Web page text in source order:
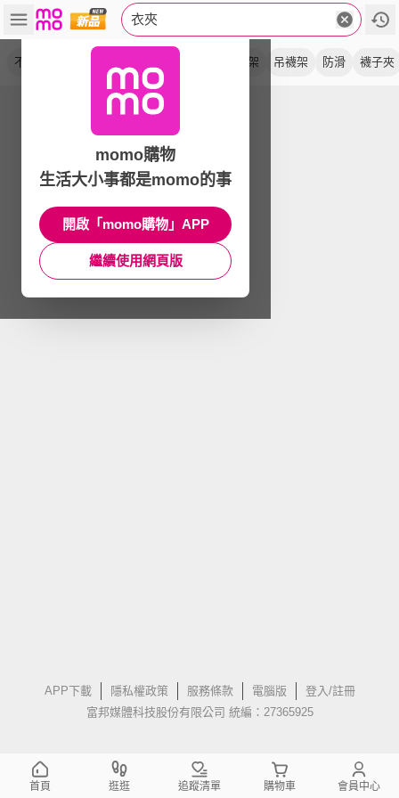
衣夾
不鏽鋼 曬衣架 吊襪架 防滑 襪子夾
APP下載 隱私權政策 服務條款 電腦版
登入/註冊
富邦媒體科技股份有限公司 統編：27365925
momo購物
生活大小事都是momo的事
開啟「momo購物」APP
繼續使用網頁版
首頁 逛逛 追蹤清單 購物車 會員中心